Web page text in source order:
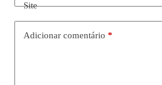
Site
Adicionar comentário *